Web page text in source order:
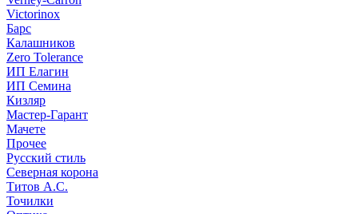
Victorinox
Барс
Калашников
Zero Tolerance
ИП Елагин
ИП Семина
Кизляр
Мастер-Гарант
Мачете
Прочее
Русский стиль
Северная корона
Титов А.С.
Точилки